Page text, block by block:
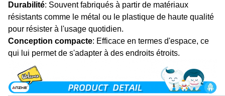
Durabilité: Souvent fabriqués à partir de matériaux
résistants comme le métal ou le plastique de haute qualité
pour résister à l'usage quotidien.
Conception compacte: Efficace en termes d'espace, ce
qui lui permet de s'adapter à des endroits étroits.